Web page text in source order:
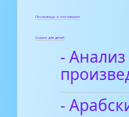
Пословицы и поговорки
Сказки для детей
- Анализ
-